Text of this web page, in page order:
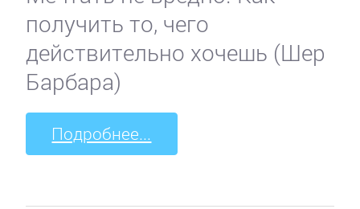
получить то, чего
действительно хочешь (Шер
Барбара)
Подробнее...